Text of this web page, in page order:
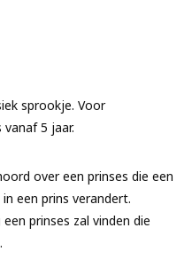
sprookje. Voor
vanaf 5 jaar.
over een prinses die een
een prins verandert.
prinses zal vinden die